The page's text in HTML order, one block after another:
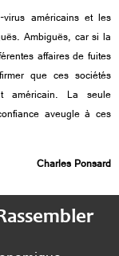
américains et les
Ambiguës, car si la
affaires de fuites
que ces sociétés
américain. La seule
aveugle à ces
Charles Ponsard